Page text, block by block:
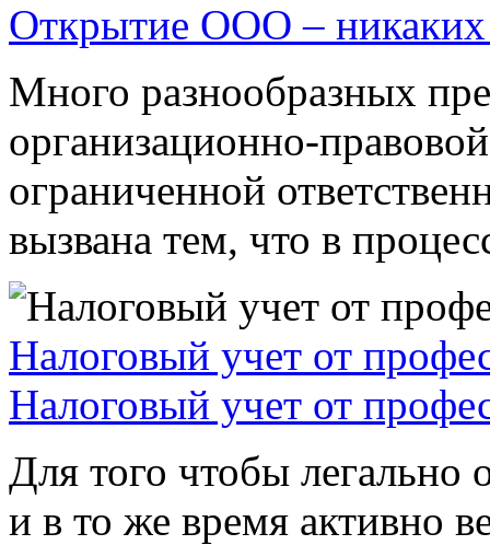
Открытие ООО – никаких
Много разнообразных
организационно-
ограниченной
вызвана тем, что в
Налоговый учет от
Налоговый учет от
Для того чтобы легально
и в то же время активно